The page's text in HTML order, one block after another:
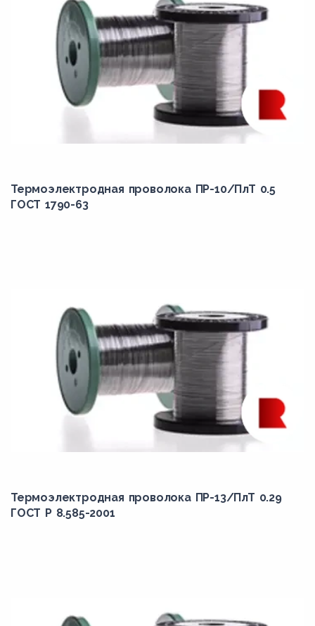
Термоэлектродная проволока ПР-10/ПлТ 0.5
ГОСТ 1790-63
Термоэлектродная проволока ПР-13/ПлТ 0.29
ГОСТ Р 8.585-2001